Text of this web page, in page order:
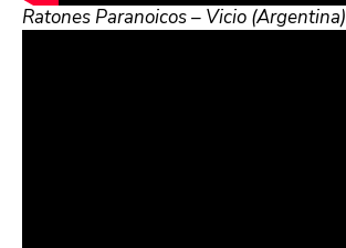
Ratones Paranoicos – Vicio (Argentina)